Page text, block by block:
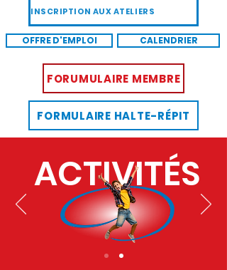
OFFRE D'EMPLOI CALENDRIER
FORUMULAIRE MEMBRE
FORMULAIRE HALTE-RÉPIT
INSCRIPTION AUX ATELIERS
ACTIVITÉS